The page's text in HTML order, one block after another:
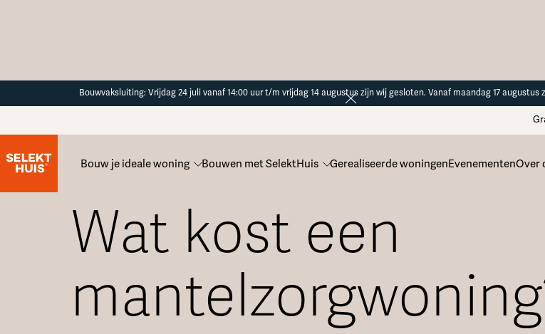
Bouwvaksluiting: Vrijdag 24 juli vanaf 14:00 uur t/m vrijdag 14 augustus zijn wij gesloten. Vanaf maandag 17 augustus
Bouw je ideale woning Bouwen met SelektHuis Gerealiseerde woningenEvenementenOver
Wat kost een